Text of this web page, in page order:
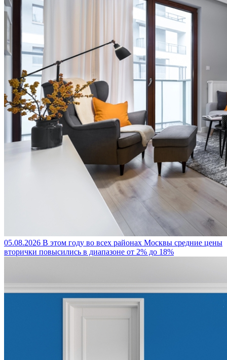
05.08.2026 В этом году во всех районах Москвы средние цены
вторички повысились в диапазоне от 2% до 18%